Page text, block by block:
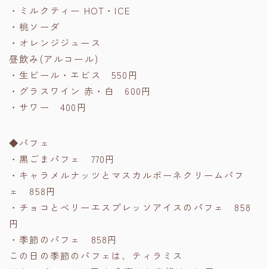
・ミルクティー HOT・ICE
・桃ソーダ
・オレンジジュース
昼飲み(アルコール)
・生ビール・エビス 550円
・グラスワイン 赤・白 600円
・サワー 400円
◆パフェ
・黒ごまパフェ 770円
・キャラメルナッツとマスカルポーネクリームパフ
ェ 858円
・チョコとベリーエスプレッソアイスのパフェ 858
円
・季節のパフェ 858円
この日の季節のパフェは、ティラミス